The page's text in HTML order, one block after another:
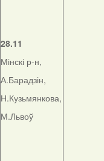
28.11
Мінскі р-н,
А.Барадзін,
Н.Кузьмянкова,
М.Львоў